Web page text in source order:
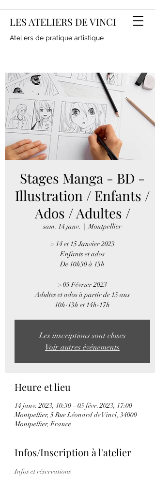
LES ATELIERS DE VINCI
Ateliers de pratique artistique
Stages Manga - BD -
Illustration / Enfants /
Ados / Adultes /
sam. 14 janv.
  |
Montpellier
> 14 et 15 Janvier 2023
Enfants et ados
De 10h30 à 13h
> 05 Février 2023
Adultes et ados à partir de 15 ans
Les inscriptions sont closes
Voir autres événements
Heure et lieu
14 janv. 2023, 10:30 – 05 févr. 2023, 17:00
Montpellier, 5 Rue Léonard de Vinci, 34000
Montpellier, France
Infos/Inscription à l'atelier
Infos et réservations